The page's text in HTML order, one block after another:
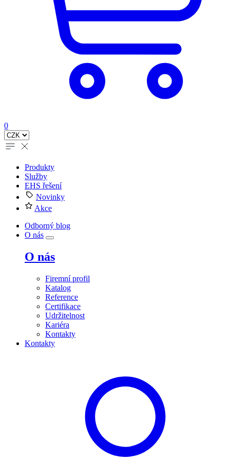
0
Produkty
Služby
EHS řešení
Novinky
Akce
Odborný blog
O nás
O nás
Firemní profil
Katalog
Reference
Certifikace
Udržitelnost
Kariéra
Kontakty
Kontakty